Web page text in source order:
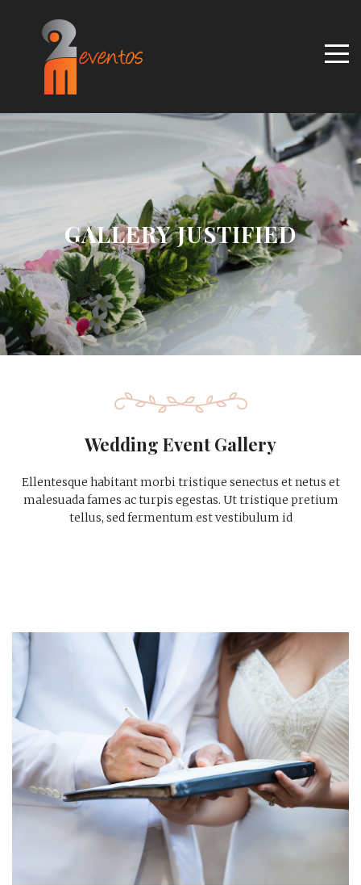
GALLERY JUSTIFIED
Wedding Event Gallery
Ellentesque habitant morbi tristique senectus et netus et
malesuada fames ac turpis egestas. Ut tristique pretium
tellus, sed fermentum est vestibulum id